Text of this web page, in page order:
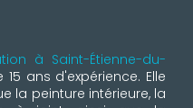
à Saint-Étienne-du-
ans d'expérience. Elle
la peinture intérieure, la